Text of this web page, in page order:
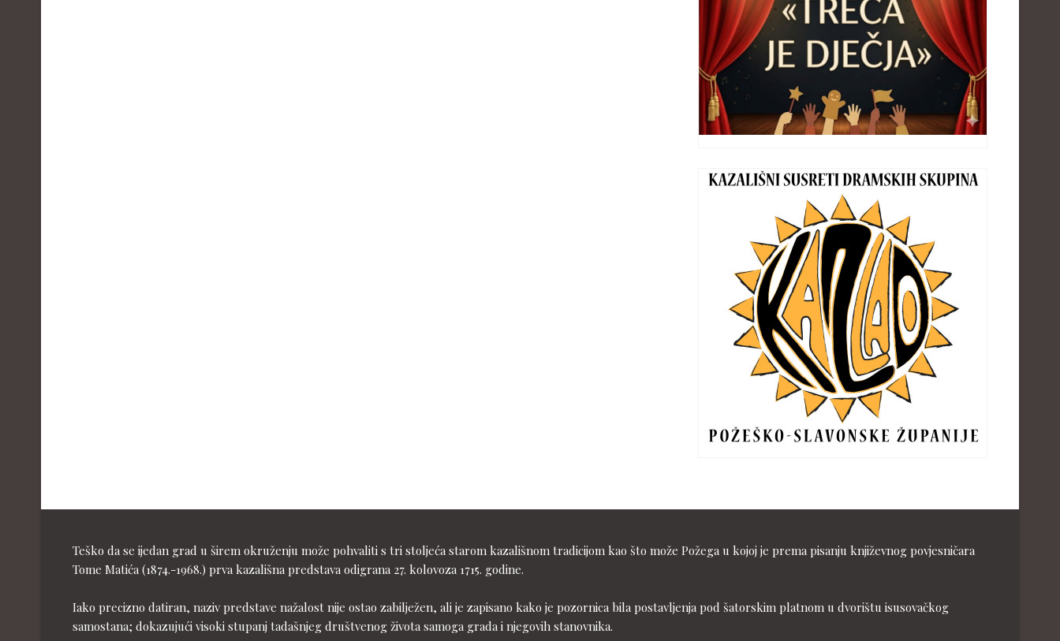
Teško da se ijedan grad u širem okruženju može pohvaliti s tri stoljeća starom kazališnom tradicijom kao što može Požega u kojoj je prema pisanju književnog povjesničara
Tome Matića (1874.-1968.) prva kazališna predstava odigrana 27. kolovoza 1715. godine.
Iako precizno datiran, naziv predstave nažalost nije ostao zabilježen, ali je zapisano kako je pozornica bila postavljenja pod šatorskim platnom u dvorištu isusovačkog
samostana; dokazujući visoki stupanj tadašnjeg društvenog života samoga grada i njegovih stanovnika.